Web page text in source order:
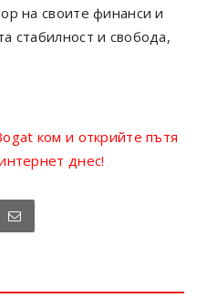
на своите финанси и
стабилност и свобода,
ком и открийте пътя
днес!